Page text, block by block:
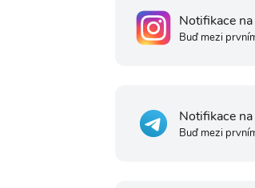
Notifikace na
Buď mezi
Notifikace na
Buď mezi